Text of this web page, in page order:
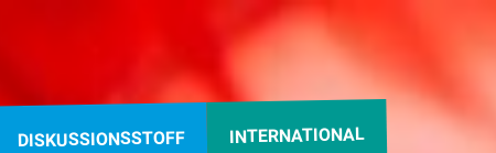
DISKUSSIONSSTOFF INTERNATIONAL